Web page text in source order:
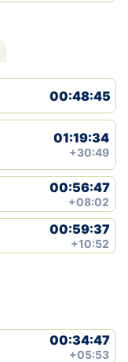
00:48:45
01:19:34
+30:49
00:56:47
+08:02
00:59:37
+10:52
00:34:47
+05:53